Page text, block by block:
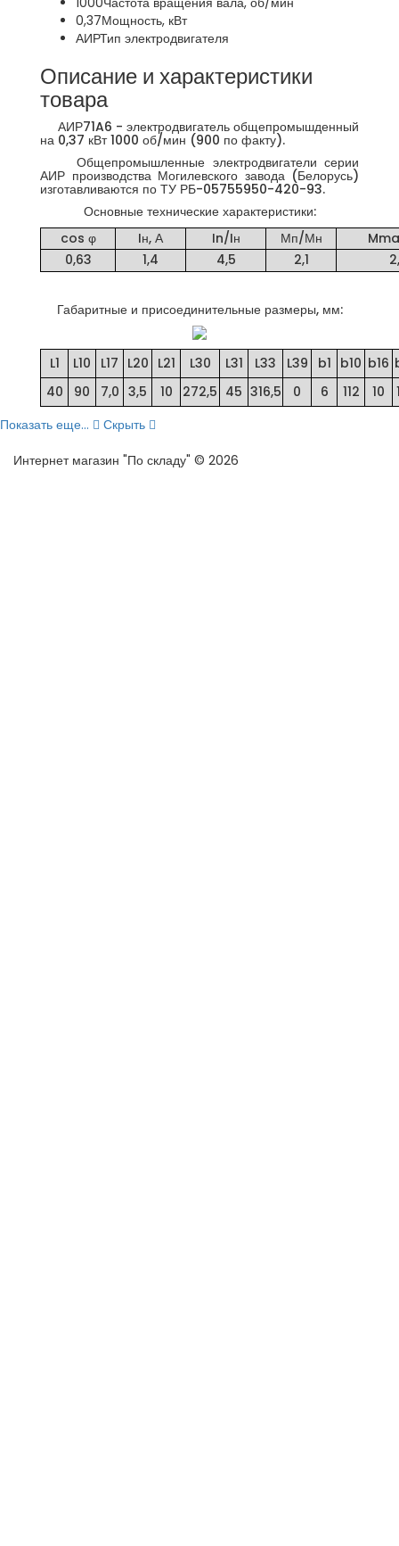
0,37Мощность, кВт
АИРТип электродвигателя
Описание и характеристики
товара
АИР71A6 - электродвигатель общепромышденный
на 0,37 кВт 1000 об/мин (900 по факту).
Общепромышленные электродвигатели серии
АИР производства Могилевского завода (Белорусь)
изготавливаются по ТУ РБ-05755950-420-93.
Основные технические характеристики:
cos φ
Iн, А In/Iн Мп/Мн
0,63
1,4 4,5 2,1
Габаритные и присоединительные размеры, мм:
L1 L10 L17 L20 L21 L30 L31 L33 L39 b1 b10 b16
40
90 7,0 3,5 10 272,5 45 316,5 0 6 112 10
Показать еще...
Скрыть
Интернет магазин "По складу" © 2026